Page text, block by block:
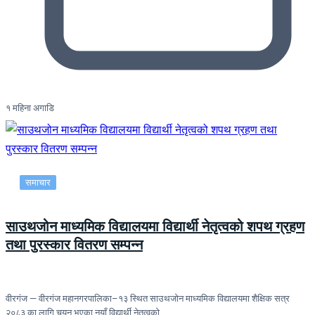
१ महिना अगाडि
समाचार
साउथजोन माध्यमिक विद्यालयमा विद्यार्थी नेतृत्वको शपथ ग्रहण
तथा पुरस्कार वितरण सम्पन्न
वीरगंज — वीरगंज महानगरपालिका–१३ स्थित साउथजोन माध्यमिक विद्यालयमा शैक्षिक सत्र
२०८३ का लागि चयन भएका नयाँ विद्यार्थी नेतृत्वको…